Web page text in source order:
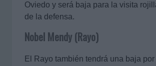
Oviedo y será baja para la visita
de la defensa.
Nobel Mendy (Rayo)
El Rayo también tendrá una baja